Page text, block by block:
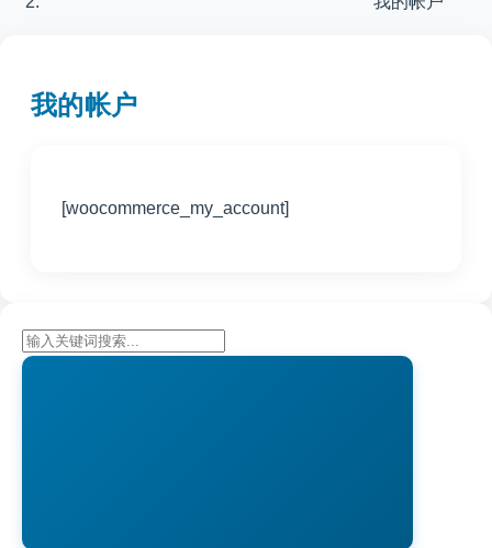
我的帐户
[woocommerce_my_account]